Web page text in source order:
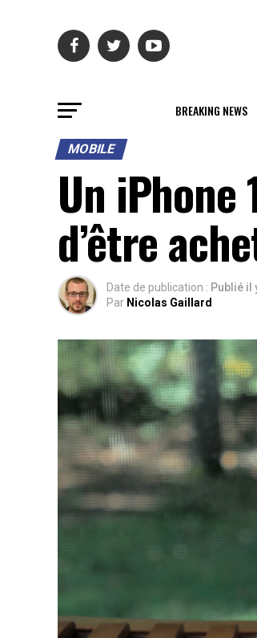
BREAKING NEWS
MOBILE
Un
d’être
Date de publication : Publié il
Par Nicolas Gaillard